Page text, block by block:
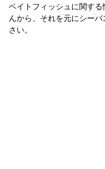
ベイトフィッシュに関す
んから、それを元にシー
さい。